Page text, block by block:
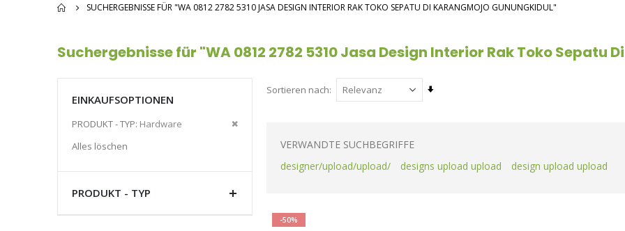
SUCHERGEBNISSE FÜR "WA 0812 2782 5310 JASA DESIGN INTERIOR RAK TOKO SEPATU DI KARANGMOJO GUNUNGKIDUL"
Suchergebnisse für "WA 0812 2782 5310 Jasa Design Interior Rak Toko Sepatu
Sortieren nach
Aufsteigend
VERWANDTE SUCHBEGRIFFE
designer/upload/upload/
designs upload upload design upload upload
-50%
EINKAUFSOPTIONEN
PRODUKT - TYP Hardware
Diesen
Alles löschen
PRODUKT - TYP